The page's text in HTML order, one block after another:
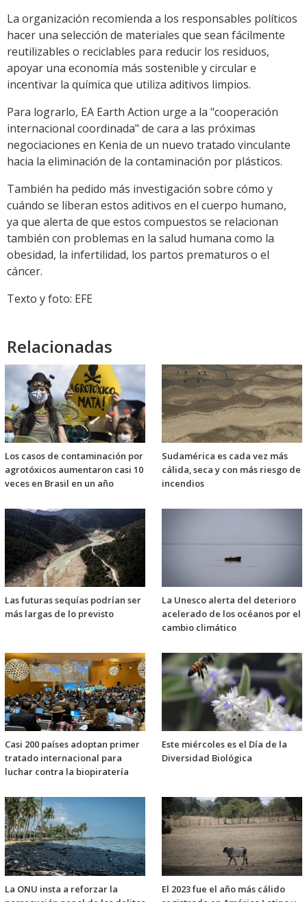
La organización recomienda a los responsables políticos
hacer una selección de materiales que sean fácilmente
reutilizables o reciclables para reducir los residuos,
apoyar una economía más sostenible y circular e
incentivar la química que utiliza aditivos limpios.
Para lograrlo, EA Earth Action urge a la "cooperación
internacional coordinada" de cara a las próximas
negociaciones en Kenia de un nuevo tratado vinculante
hacia la eliminación de la contaminación por plásticos.
También ha pedido más investigación sobre cómo y
cuándo se liberan estos aditivos en el cuerpo humano,
ya que alerta de que estos compuestos se relacionan
también con problemas en la salud humana como la
obesidad, la infertilidad, los partos prematuros o el
cáncer.
Texto y foto: EFE
Relacionadas
Los casos de contaminación por
agrotóxicos aumentaron casi 10
veces en Brasil en un año
Sudamérica es cada vez más
cálida, seca y con más riesgo de
incendios
Las futuras sequías podrían ser
más largas de lo previsto
La Unesco alerta del deterioro
acelerado de los océanos por el
cambio climático
Casi 200 países adoptan primer
tratado internacional para
luchar contra la biopiratería
Este miércoles es el Día de la
Diversidad Biológica
La ONU insta a reforzar la
El 2023 fue el año más cálido